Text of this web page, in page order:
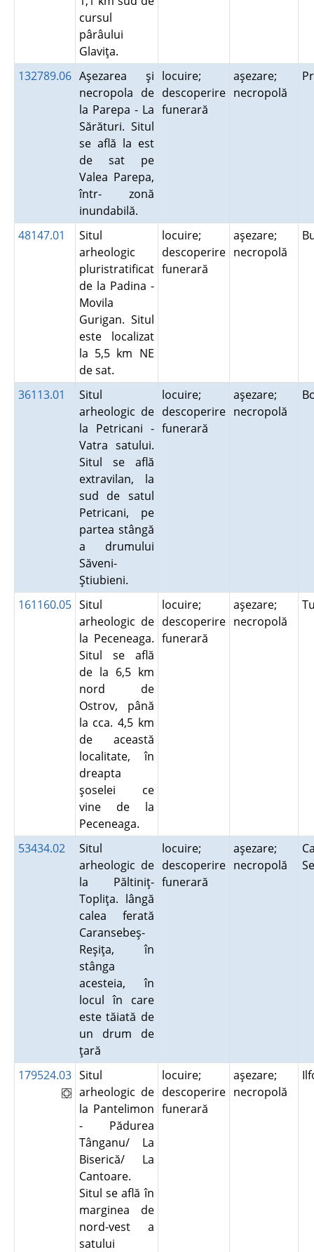
cursul
pârâului
Glaviţa.
132789.06 Aşezarea şi
necropola de
la Parepa - La
Sărături. Situl
se află la est
de sat pe
Valea Parepa,
într- zonă
inundabilă.
locuire;
descoperire
funerară
aşezare;
necropolă
48147.01
Situl
arheologic
pluristratificat
de la Padina -
Movila
Gurigan. Situl
este localizat
la 5,5 km NE
de sat.
locuire;
descoperire
funerară
aşezare;
necropolă
36113.01
Situl
arheologic de
la Petricani -
Vatra satului.
Situl se află
extravilan, la
sud de satul
Petricani, pe
partea stângă
a drumului
Săveni-
Ştiubieni.
locuire;
descoperire
funerară
aşezare;
necropolă
161160.05 Situl
arheologic de
la Peceneaga.
Situl se află
de la 6,5 km
nord de
Ostrov, până
la cca. 4,5 km
de această
localitate, în
dreapta
şoselei ce
vine de la
Peceneaga.
locuire;
descoperire
funerară
aşezare;
necropolă
53434.02
Situl
arheologic de
la Păltiniţ-
Topliţa. lângă
calea ferată
Caransebeş-
Reşiţa, în
stânga
acesteia, în
locul în care
este tăiată de
un drum de
ţară
locuire;
descoperire
funerară
aşezare;
necropolă
179524.03 Situl
arheologic de
la Pantelimon
- Pădurea
Tânganu/ La
Biserică/ La
Cantoare.
Situl se află în
marginea de
nord-vest a
satului
locuire;
descoperire
funerară
aşezare;
necropolă